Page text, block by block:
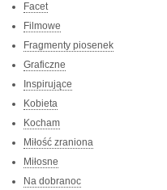
Facet
Filmowe
Fragmenty piosenek
Graficzne
Inspirujące
Kobieta
Kocham
Miłość zraniona
Miłosne
Na dobranoc